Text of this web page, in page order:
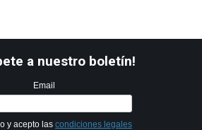
a nuestro boletín!
Email
y acepto las condiciones legales